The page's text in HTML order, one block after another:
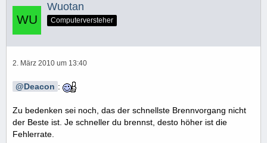
Wuotan
Computerversteher
2. März 2010 um 13:40
Deacon :
Zu bedenken sei noch, das der schnellste Brennvorgang nicht
der Beste ist. Je schneller du brennst, desto höher ist die
Fehlerrate.